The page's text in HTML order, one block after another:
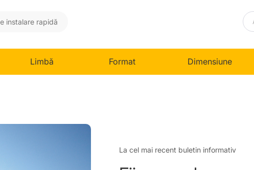
instalare rapidă
Limbă Format Dimensiune
La cel mai recent buletin informativ